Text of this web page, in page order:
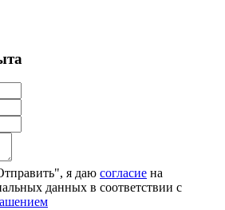
я даю согласие на
данных в соответствии с